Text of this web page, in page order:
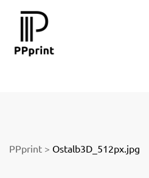
PPprint > Ostalb3D_512px.jpg